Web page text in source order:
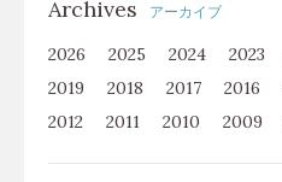
Archives アーカイブ
2026 2025 2024 2023
2019
2018 2017 2016
2012
2011 2010 2009